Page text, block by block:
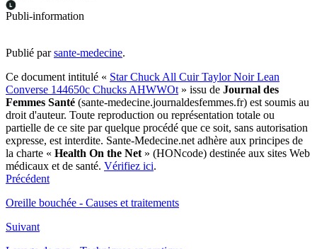
Publi-information
Publié parsante-medecine.
Ce document intitulé « Star Chuck All Cuir Taylor Noir Lean
Converse 144650c Chucks AHWWOt » issu de Journal des
Femmes Santé (sante-medecine.journaldesfemmes.fr) est soumis au
droit d'auteur. Toute reproduction ou représentation totale ou
partielle de ce site par quelque procédé que ce soit, sans autorisation
expresse, est interdite. Sante-Medecine.net adhère aux principes de
la charte « Health On the Net » (HONcode) destinée aux sites Web
médicaux et de santé. Vérifiez ici.
Précédent
Oreille bouchée - Causes et traitements
Suivant